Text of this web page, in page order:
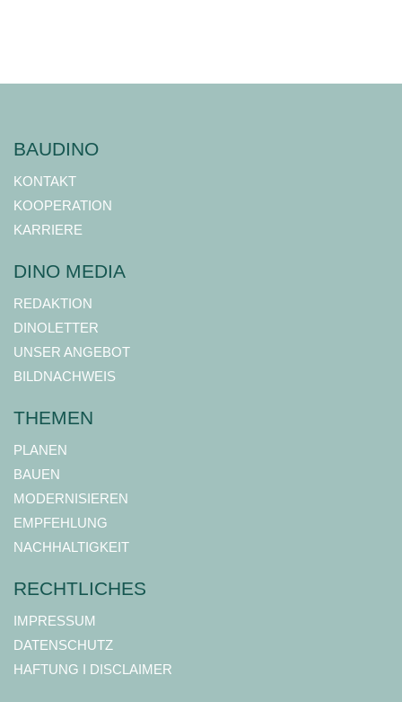
BAUDINO
KONTAKT
KOOPERATION
KARRIERE
DINO MEDIA
REDAKTION
DINOLETTER
UNSER ANGEBOT
BILDNACHWEIS
THEMEN
PLANEN
BAUEN
MODERNISIEREN
EMPFEHLUNG
NACHHALTIGKEIT
RECHTLICHES
IMPRESSUM
DATENSCHUTZ
HAFTUNG I DISCLAIMER